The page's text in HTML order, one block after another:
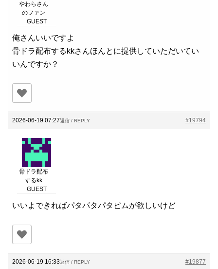
やわらさん
のファン
GUEST
俺さんいいですよ
骨ドラ配布するkkさんほんとに提供していただいてい
いんですか？
2026-06-19 07:27 #19794
返信 / REPLY
骨ドラ配布
するkk
GUEST
いいよできればパタパタパタピムが欲しいけど
2026-06-19 16:33 #19877
返信 / REPLY